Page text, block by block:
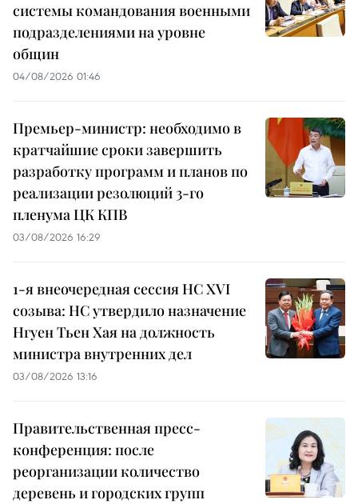
системы командования военными
подразделениями на уровне
общин
04/08/2026 01:46
Премьер-министр: необходимо в
кратчайшие сроки завершить
разработку программ и планов по
реализации резолюций 3-го
пленума ЦК КПВ
03/08/2026 16:29
1-я внеочередная сессия НС XVI
созыва: НС утвердило назначение
Нгуен Тьен Хая на должность
министра внутренних дел
03/08/2026 13:16
Правительственная пресс-
конференция: после
реорганизации количество
деревень и городских групп